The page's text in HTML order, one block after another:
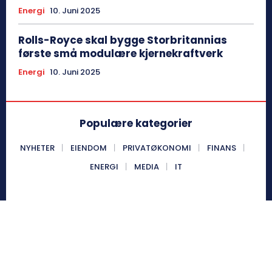
Energi 10. Juni 2025
Rolls-Royce skal bygge Storbritannias
første små modulære kjernekraftverk
Energi 10. Juni 2025
Populære kategorier
NYHETER EIENDOM PRIVATØKONOMI
FINANS
ENERGI
MEDIA IT